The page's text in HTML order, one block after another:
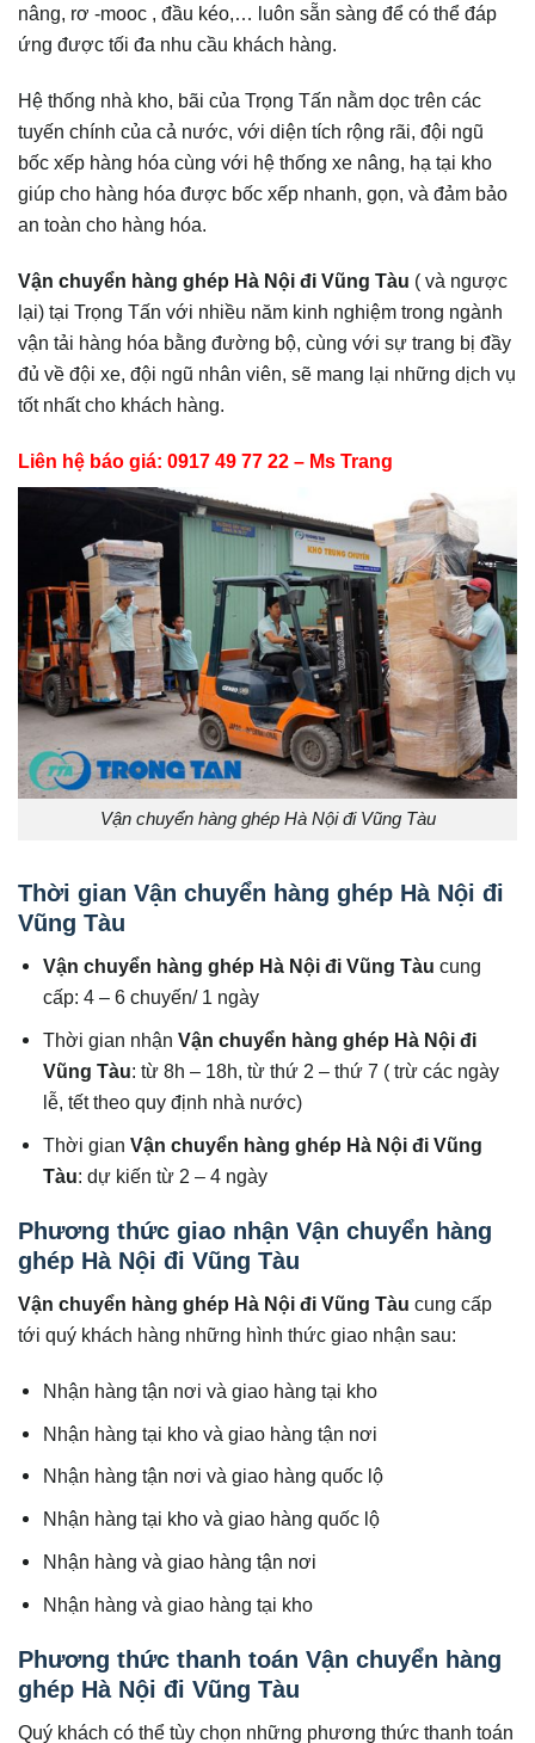
nâng, rơ -mooc , đầu kéo,… luôn sẵn sàng để có thể đáp
ứng được tối đa nhu cầu khách hàng.
Hệ thống nhà kho, bãi của Trọng Tấn nằm dọc trên các
tuyến chính của cả nước, với diện tích rộng rãi, đội ngũ
bốc xếp hàng hóa cùng với hệ thống xe nâng, hạ tại kho
giúp cho hàng hóa được bốc xếp nhanh, gọn, và đảm bảo
an toàn cho hàng hóa.
Vận chuyển hàng ghép Hà Nội đi Vũng Tàu ( và ngược
lại) tại Trọng Tấn với nhiều năm kinh nghiệm trong ngành
vận tải hàng hóa bằng đường bộ, cùng với sự trang bị đầy
đủ về đội xe, đội ngũ nhân viên, sẽ mang lại những dịch vụ
tốt nhất cho khách hàng.
Liên hệ báo giá: 0917 49 77 22 – Ms Trang
Vận chuyển hàng ghép Hà Nội đi Vũng Tàu
Thời gian Vận chuyển hàng ghép Hà Nội đi
Vũng Tàu
Vận chuyển hàng ghép Hà Nội điVũng Tàu cung
cấp: 4 – 6 chuyến/ 1 ngày
Thời gian nhậnVận chuyển hàng ghép Hà Nội đi
Vũng Tàu: từ 8h – 18h, từ thứ 2 – thứ 7 ( trừ các ngày
lễ, tết theo quy định nhà nước)
Thời gianVận chuyển hàng ghép Hà Nội điVũng
Tàu: dự kiến từ 2 – 4 ngày
Phương thức giao nhận Vận chuyển hàng
ghép Hà Nội đi Vũng Tàu
Vận chuyển hàng ghép Hà Nội đi Vũng Tàu cung cấp
tới quý khách hàng những hình thức giao nhận sau:
Nhận hàng tận nơi và giao hàng tại kho
Nhận hàng tại kho và giao hàng tận nơi
Nhận hàng tận nơi và giao hàng quốc lộ
Nhận hàng tại kho và giao hàng quốc lộ
Nhận hàng và giao hàng tận nơi
Nhận hàng và giao hàng tại kho
Phương thức thanh toán Vận chuyển hàng
ghép Hà Nội đi Vũng Tàu
Quý khách có thể tùy chọn những phương thức thanh toán